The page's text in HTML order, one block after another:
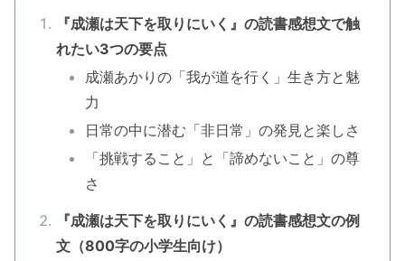
『成瀬は天下を取りにいく』の読書感想文で触
れたい3つの要点
成瀬あかりの「我が道を行く」生き方と魅
力
日常の中に潜む「非日常」の発見と楽しさ
「挑戦すること」と「諦めないこと」の尊
さ
『成瀬は天下を取りにいく』の読書感想文の例
文（800字の小学生向け）